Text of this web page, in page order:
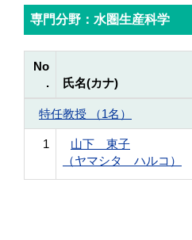
専門分野：水圏生産科学
No
.
氏名(カナ)
特任教授 （1名）
1
山下 東子
（ヤマシタ ハルコ）